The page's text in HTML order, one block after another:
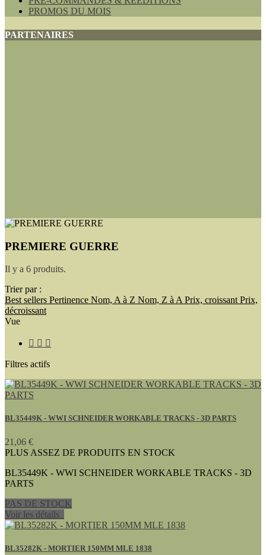
PROMOS DU MOIS
PARTENAIRES
PREMIERE GUERRE
Il y a 6 produits.
Trier par :
Best sellers Pertinence Nom, A à Z Nom, Z à A Prix, croissant Prix,
décroissant
Vue
  
Filtres actifs
BL35449K - WWI SCHNEIDER WORKABLE TRACKS - 3D PARTS
21,06 €
PLUS ASSEZ DE PRODUITS EN STOCK
BL35449K - WWI SCHNEIDER WORKABLE TRACKS - 3D
PARTS
PAS DE STOCK
Voir les détails
BL35282K - MORTIER 150MM MLE 1838